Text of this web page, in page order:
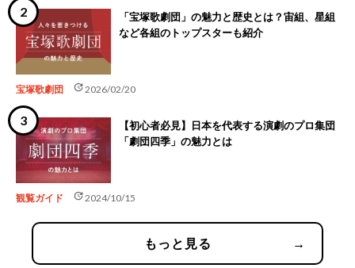
「宝塚歌劇団」の魅力と歴史とは？宙組、星組
など各組のトップスターも紹介
宝塚歌劇団 update2026/02/20
【初心者必見】日本を代表する演劇のプロ集団
「劇団四季」の魅力とは
観覧ガイド update2024/10/15
もっと見る →